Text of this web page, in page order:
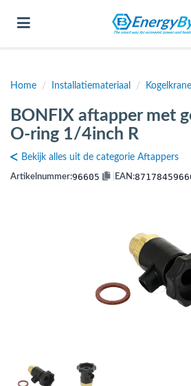
(Bevestigingsmateriaal / schroeven)
(Buffervaten, hygiene boilers &
(Buizen & leidingen)
(Expansievaten)
(Installatiemateriaal)
Toggle navigation
Home / Installatiemateriaal /
BONFIX aftapper met
O-ring 1/4inch R
Bekijk alles uit de categorie Aftappers
Artikelnummer:96605 EAN: